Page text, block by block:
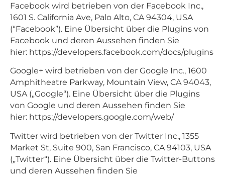
Facebook wird betrieben von der Facebook Inc.,
1601 S. California Ave, Palo Alto, CA 94304, USA
(“Facebook”). Eine Übersicht über die Plugins von
Facebook und deren Aussehen finden Sie
hier: https://developers.facebook.com/docs/plugins
Google+ wird betrieben von der Google Inc., 1600
Amphitheatre Parkway, Mountain View, CA 94043,
USA („Google“). Eine Übersicht über die Plugins
von Google und deren Aussehen finden Sie
hier: https://developers.google.com/web/
Twitter wird betrieben von der Twitter Inc., 1355
Market St, Suite 900, San Francisco, CA 94103, USA
(„Twitter“). Eine Übersicht über die Twitter-Buttons
und deren Aussehen finden Sie